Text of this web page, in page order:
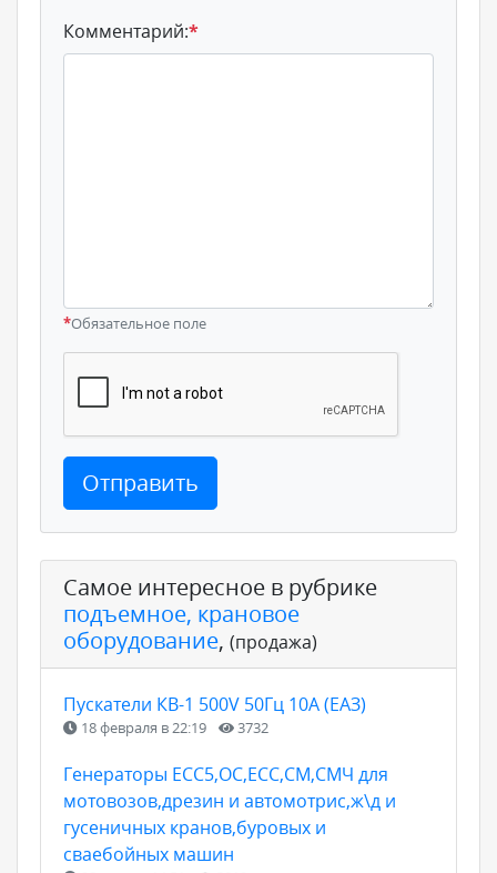
Комментарий:*
*Обязательное поле
Отправить
Самое интересное в рубрике
подъемное, крановое
оборудование, (продажа)
Пускатели КВ-1 500V 50Гц 10А (ЕАЗ)
18 февраля в 22:19 3732
Генераторы ЕСС5,ОС,ЕСС,СМ,СМЧ для
мотовозов,дрезин и автомотрис,ж\д и
гусеничных кранов,буровых и
сваебойных машин